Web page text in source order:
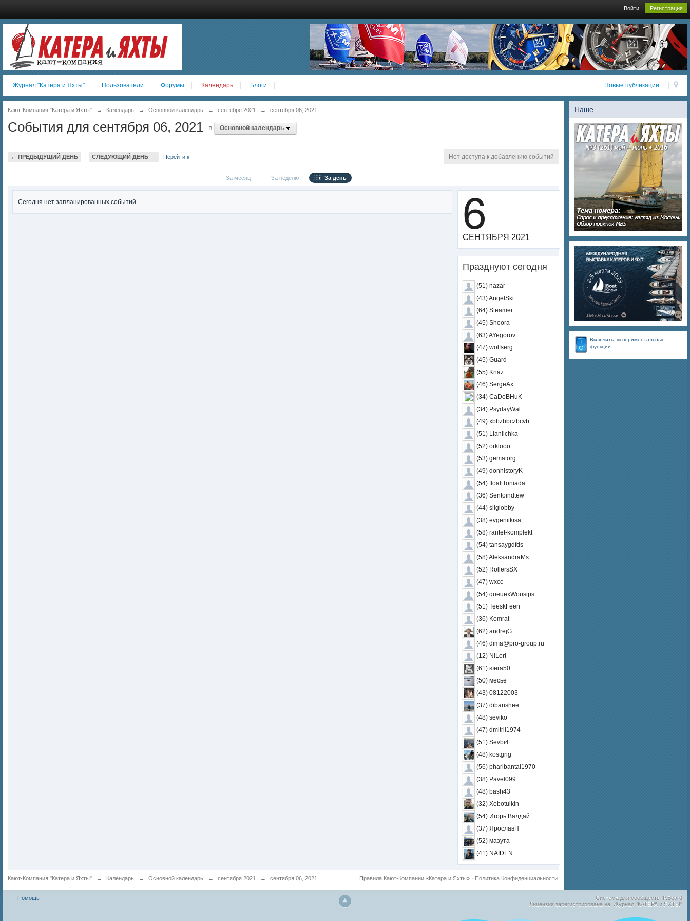
Войти Регистрация
Новые публикации
Журнал "Катера и Яхты" Пользователи Форумы Календарь Блоги
Наше
Включить экспериментальные
функции
Кают-Компания "Катера и Яхты" → Календарь → Основной календарь → сентября 2021 → сентября 06, 2021
События для сентября 06, 2021 в Основной календарь
← ПРЕДЫДУЩИЙ ДЕНЬ СЛЕДУЮЩИЙ ДЕНЬ → Перейти к Нет доступа к добавлению событий
За месяц За неделю За день
Сегодня нет запланированных событий 6
СЕНТЯБРЯ 2021
Празднуют сегодня
(51) nazar
(43) AngelSki
(64) Steamer
(45) Shoora
(63) AYegorov
(47) wolfserg
(45) Guard
(55) Knaz
(46) SergeAx
(34) CaDoBHuK
(34) PsydayWal
(49) xbbzbbczbcvb
(51) Lianiichka
(52) orklooo
(53) gematorg
(49) donhistoryK
(54) floaltToniada
(36) Sentoindtew
(44) sligiobby
(38) evgeniikisa
(58) raritet-komplekt
(54) tansaygdfds
(58) AleksandraMs
(52) RollersSX
(47) wxcc
(54) queuexWousips
(51) TeeskFeen
(36) Komrat
(62) andrejG
(46) dima@pro-group.ru
(12) NiLori
(61) юнга50
(50) месье
(43) 08122003
(37) dibanshee
(48) seviko
(47) dmitrii1974
(51) Sevbi4
(48) kostgrig
(56) pharibantai1970
(38) Pavel099
(48) bash43
(32) Xobotulkin
(54) Игорь Валдай
(37) ЯрославП
(52) мазута
(41) NAIDEN
Кают-Компания "Катера и Яхты" → Календарь → Основной календарь → сентября 2021 → сентября 06, 2021 Политика Конфиденциальности
Правила Кают-Компании «Катера и Яхты» ·
Помощь Система для сообществ IP.Board
Лицензия зарегистрирована на: Журнал "КАТЕРА и ЯХТЫ"